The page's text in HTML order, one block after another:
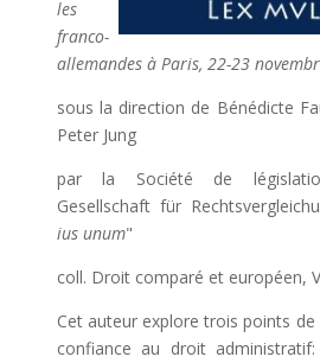
les
franco-
allemandes à Paris, 22-23
sous la direction de Bénédicte
Peter Jung
par la Société de
Gesellschaft für
ius unum"
coll. Droit comparé et européen,
Cet auteur explore trois points
confiance au droit